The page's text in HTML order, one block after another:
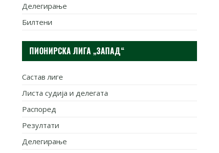
Делегирање
Билтени
ПИОНИРСКА ЛИГА „ЗАПАД“
Састав лиге
Листа судија и делегата
Распоред
Резултати
Делегирање